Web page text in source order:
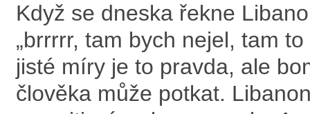
Když se dneska řekne
„brrrrr, tam bych nejel, tam
jisté míry je to pravda, ale
člověka může potkat.